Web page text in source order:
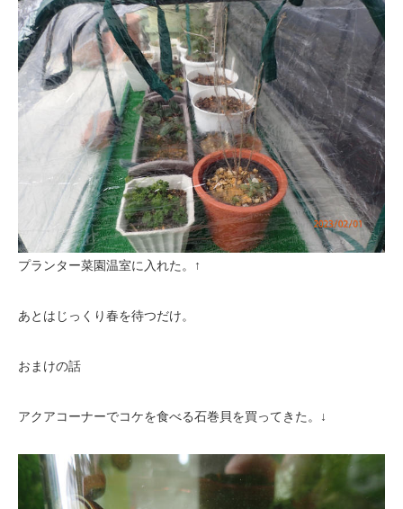
プランター菜園温室に入れた。↑
あとはじっくり春を待つだけ。
おまけの話
アクアコーナーでコケを食べる石巻貝を買ってきた。↓